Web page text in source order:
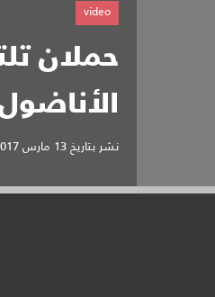
حملان
نشر بتاريخ13 مارس 2017
video